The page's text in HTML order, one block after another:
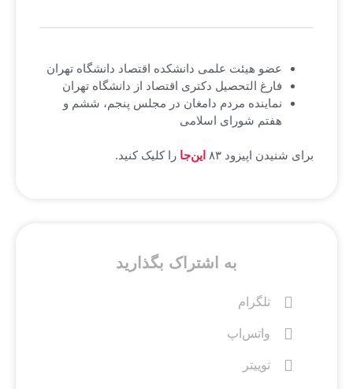
عضو هیئت علمی دانشکده اقتصاد دانشگاه تهران
فارغ التحصیل دکتری اقتصاد از دانشگاه تهران
نماینده مردم دامغان در مجلس پنجم، ششم و
هفتم شورای اسلامی
برای شنیدن اپیزود ۸۳ این‌جا را کلیک کنید.
به اشتراک بگذارید
تلگرام
واتس‌اپ
توییتر